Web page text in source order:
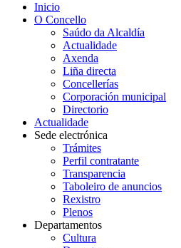
Inicio
O Concello
Saúdo da Alcaldía
Actualidade
Axenda
Liña directa
Concellerías
Corporación municipal
Directorio
Actualidade
Sede electrónica
Trámites
Perfil contratante
Transparencia
Taboleiro de anuncios
Rexistro
Plenos
Departamentos
Cultura